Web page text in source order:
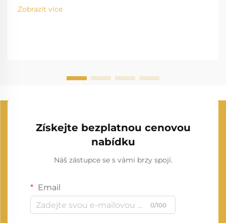
Zobrazit více
Získejte bezplatnou cenovou
nabídku
Náš zástupce se s vámi brzy spojí.
Email
0/100